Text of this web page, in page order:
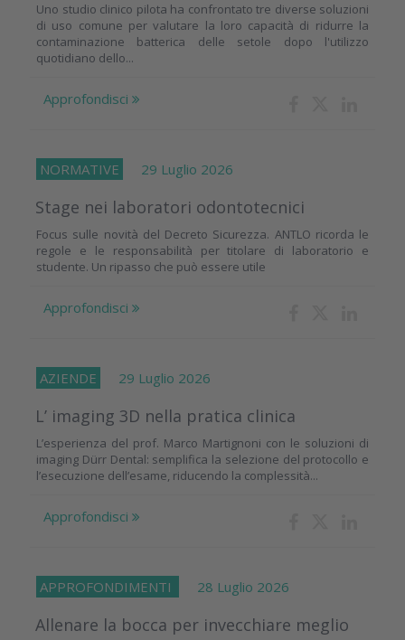
Uno studio clinico pilota ha confrontato tre diverse soluzioni
di uso comune per valutare la loro capacità di ridurre la
contaminazione batterica delle setole dopo l'utilizzo
quotidiano dello...
Approfondisci
NORMATIVE 29 Luglio 2026
Stage nei laboratori odontotecnici
Focus sulle novità del Decreto Sicurezza. ANTLO ricorda le
regole e le responsabilità per titolare di laboratorio e
studente. Un ripasso che può essere utile
Approfondisci
AZIENDE 29 Luglio 2026
L’ imaging 3D nella pratica clinica
L’esperienza del prof. Marco Martignoni con le soluzioni di
imaging Dürr Dental: semplifica la selezione del protocollo e
l’esecuzione dell’esame, riducendo la complessità...
Approfondisci
APPROFONDIMENTI 28 Luglio 2026
Allenare la bocca per invecchiare meglio